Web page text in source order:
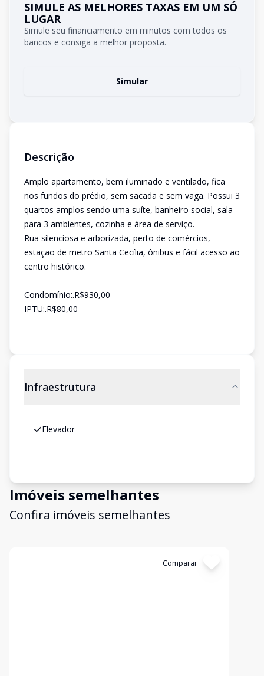
SIMULE AS MELHORES TAXAS EM UM SÓ
LUGAR
Simule seu financiamento em minutos com todos os
bancos e consiga a melhor proposta.
Simular
Descrição
Amplo apartamento, bem iluminado e ventilado, fica
nos fundos do prédio, sem sacada e sem vaga. Possui 3
quartos amplos sendo uma suíte, banheiro social, sala
para 3 ambientes, cozinha e área de serviço.
Rua silenciosa e arborizada, perto de comércios,
estação de metro Santa Cecília, ônibus e fácil acesso ao
centro histórico.
Condomínio:.R$930,00
IPTU:.R$80,00
Infraestrutura
Elevador
Imóveis semelhantes
Confira imóveis semelhantes
Comparar